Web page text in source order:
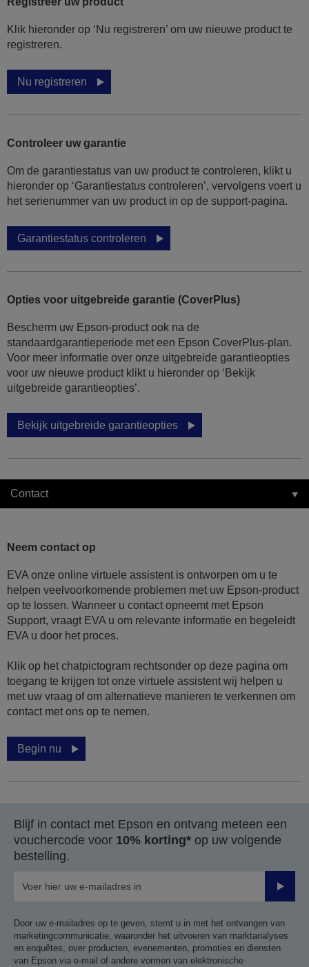
Klik hieronder op ‘Nu registreren’ om uw nieuwe product te
registreren.
Nu registreren
Controleer uw garantie
Om de garantiestatus van uw product te controleren, klikt u
hieronder op ‘Garantiestatus controleren’, vervolgens voert u
het serienummer van uw product in op de support-pagina.
Garantiestatus controleren
Opties voor uitgebreide garantie (CoverPlus)
Bescherm uw Epson-product ook na de
standaardgarantieperiode met een Epson CoverPlus-plan.
Voor meer informatie over onze uitgebreide garantieopties
voor uw nieuwe product klikt u hieronder op ‘Bekijk
uitgebreide garantieopties’.
Bekijk uitgebreide garantieopties
Contact
Neem contact op
EVA onze online virtuele assistent is ontworpen om u te
helpen veelvoorkomende problemen met uw Epson-product
op te lossen. Wanneer u contact opneemt met Epson
Support, vraagt EVA u om relevante informatie en begeleidt
EVA u door het proces.
Klik op het chatpictogram rechtsonder op deze pagina om
toegang te krijgen tot onze virtuele assistent wij helpen u
met uw vraag of om alternatieve manieren te verkennen om
contact met ons op te nemen.
Begin nu
Blijf in contact met Epson en ontvang meteen een
vouchercode voor 10% korting* op uw volgende
bestelling.
Door uw e-mailadres op te geven, stemt u in met het ontvangen van
marketingcommunicatie, waaronder het uitvoeren van marktanalyses
en enquêtes, over producten, evenementen, promoties en diensten
van Epson via e-mail of andere vormen van elektronische